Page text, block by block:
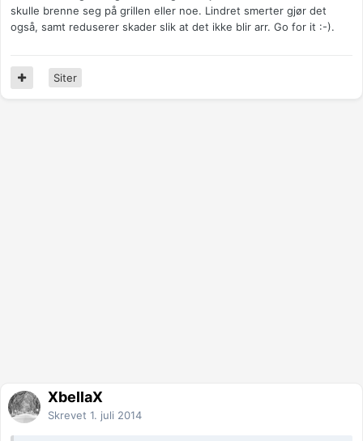
skulle brenne seg på grillen eller noe. Lindret smerter gjør det
også, samt reduserer skader slik at det ikke blir arr. Go for it :-).
Siter
XbellaX
Skrevet 1. juli 2014